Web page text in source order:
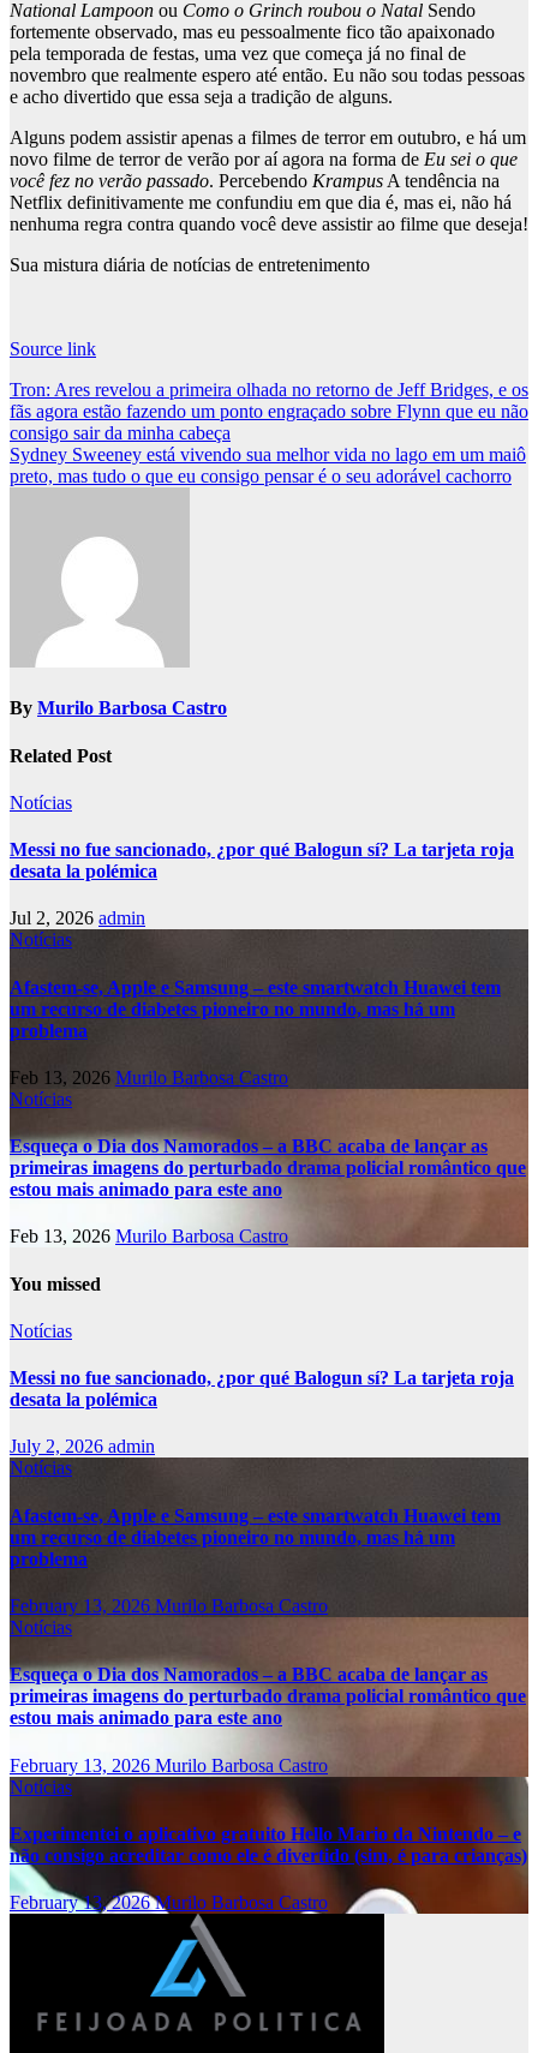
National Lampoon ou Como o Grinch roubou o Natal Sendo
fortemente observado, mas eu pessoalmente fico tão apaixonado
pela temporada de festas, uma vez que começa já no final de
novembro que realmente espero até então. Eu não sou todas pessoas
e acho divertido que essa seja a tradição de alguns.
Alguns podem assistir apenas a filmes de terror em outubro, e há um
novo filme de terror de verão por aí agora na forma de Eu sei o que
você fez no verão passado. Percebendo Krampus A tendência na
Netflix definitivamente me confundiu em que dia é, mas ei, não há
nenhuma regra contra quando você deve assistir ao filme que deseja!
Sua mistura diária de notícias de entretenimento
Source link
Post
navigation
Tron: Ares revelou a primeira olhada no retorno de Jeff Bridges, e os
fãs agora estão fazendo um ponto engraçado sobre Flynn que eu não
consigo sair da minha cabeça
Sydney Sweeney está vivendo sua melhor vida no lago em um maiô
preto, mas tudo o que eu consigo pensar é o seu adorável cachorro
By Murilo Barbosa Castro
Related Post
Notícias
Messi no fue sancionado, ¿por qué Balogun sí? La tarjeta roja
desata la polémica
Jul 2, 2026 admin
Notícias
Afastem-se, Apple e Samsung – este smartwatch Huawei tem
um recurso de diabetes pioneiro no mundo, mas há um
problema
Feb 13, 2026 Murilo Barbosa Castro
Notícias
Esqueça o Dia dos Namorados – a BBC acaba de lançar as
primeiras imagens do perturbado drama policial romântico que
estou mais animado para este ano
Feb 13, 2026 Murilo Barbosa Castro
You missed
Notícias
Messi no fue sancionado, ¿por qué Balogun sí? La tarjeta roja
desata la polémica
July 2, 2026 admin
Notícias
Afastem-se, Apple e Samsung – este smartwatch Huawei tem
um recurso de diabetes pioneiro no mundo, mas há um
problema
February 13, 2026 Murilo Barbosa Castro
Notícias
Esqueça o Dia dos Namorados – a BBC acaba de lançar as
primeiras imagens do perturbado drama policial romântico que
estou mais animado para este ano
February 13, 2026 Murilo Barbosa Castro
Notícias
Experimentei o aplicativo gratuito Hello Mario da Nintendo – e
não consigo acreditar como ele é divertido (sim, é para crianças)
February 13, 2026Murilo Barbosa Castro